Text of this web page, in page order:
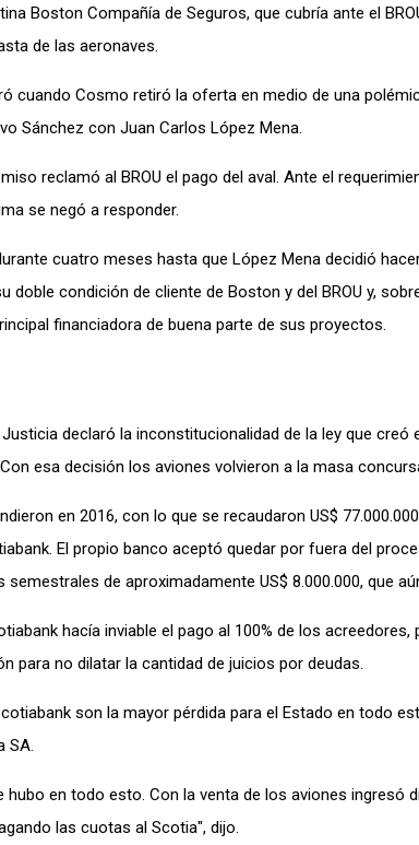
Boston Compañía de Seguros, que cubría ante el
de las aeronaves.
cuando Cosmo retiró la oferta en medio de una
Sánchez con Juan Carlos López Mena.
reclamó al BROU el pago del aval. Ante el
se negó a responder.
cuatro meses hasta que López Mena decidió
doble condición de cliente de Boston y del BROU y,
financiadora de buena parte de sus proyectos.
declaró la inconstitucionalidad de la ley que creó
esa decisión los aviones volvieron a la masa
en 2016, con lo que se recaudaron US$
El propio banco aceptó quedar por fuera del
semestrales de aproximadamente US$ 8.000.000, que
hacía inviable el pago al 100% de los
para no dilatar la cantidad de juicios por deudas.
son la mayor pérdida para el Estado en todo
SA.
hubo en todo esto. Con la venta de los aviones ingresó
las cuotas al Scotia", dijo.